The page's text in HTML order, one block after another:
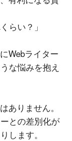
らい？」
Webライター
な悩みを抱え
ありません。
との差別化が
します。